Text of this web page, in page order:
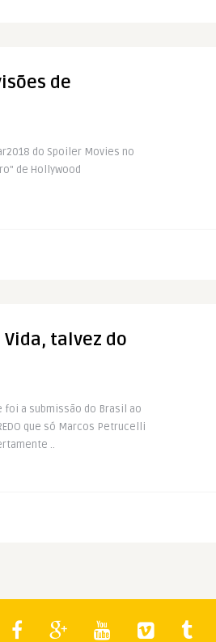
de
do Spoiler Movies no
de Hollywood
talvez do
foi a submissão do Brasil ao
que só Marcos Petrucelli
..